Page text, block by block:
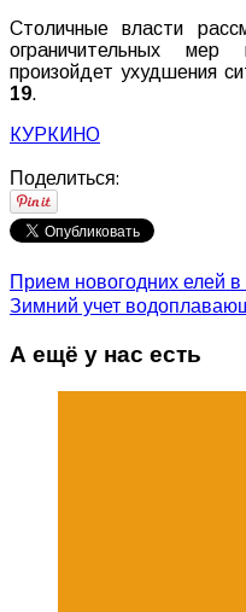
Столичные власти
ограничительных
произойдет ухудшения
19.
КУРКИНО
Поделиться:
Прием новогодних елей
Зимний учет
А ещё у нас есть